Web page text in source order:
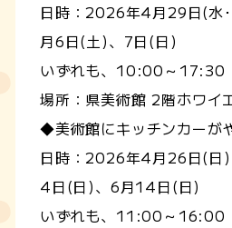
日時：2026年4月29日(水
月6日(土)、7日(日)
いずれも、10:00～17:30
場所：県美術館 2階ホワイ
◆美術館にキッチンカーが
日時：2026年4月26日(日
4日(日)、6月14日(日)
いずれも、11:00～16:00